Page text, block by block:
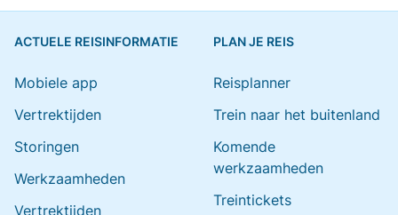
ACTUELE REISINFORMATIE
Mobiele app
Vertrektijden
Storingen
Werkzaamheden
Vertrektijden
PLAN JE REIS
Reisplanner
Trein naar het buitenland
Komende
werkzaamheden
Treintickets